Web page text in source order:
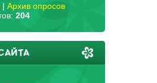
| Архив опросов
204